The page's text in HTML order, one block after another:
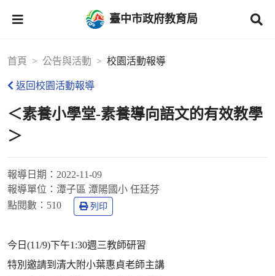
臺中市政府教育局
首頁 公告與活動 校園活動報導
返回校園活動報導
＜素養小學堂-素養導向語文的有效教學
＞
報導日期： 2022-11-09
報導單位： 潭子區 潭陽國小 任廷芬
點閱數： 510 列印
今日(11/9)下午1:30週三教師研習
特別邀請到清大附小葉惠貞老師主講